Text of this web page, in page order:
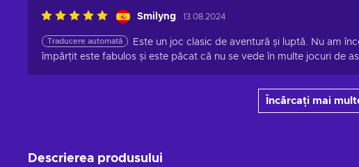
Smilyng 13.08.2024
Traducere automată
Este un joc clasic de aventură și luptă. Nu am
împărțit este fabulos și este păcat că nu se vede în multe jocuri de
Încărcați mai
Descrierea produsului